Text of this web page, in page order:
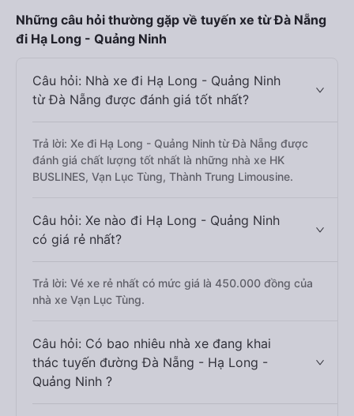
Những câu hỏi thường gặp về tuyến xe từ Đà Nẵng
đi Hạ Long - Quảng Ninh
Câu hỏi: Nhà xe đi Hạ Long - Quảng Ninh
từ Đà Nẵng được đánh giá tốt nhất?
Trả lời: Xe đi Hạ Long - Quảng Ninh từ Đà Nẵng được
đánh giá chất lượng tốt nhất là những nhà xe HK
BUSLINES, Vạn Lục Tùng, Thành Trung Limousine.
Câu hỏi: Xe nào đi Hạ Long - Quảng Ninh
có giá rẻ nhất?
Trả lời: Vé xe rẻ nhất có mức giá là 450.000 đồng của
nhà xe Vạn Lục Tùng.
Câu hỏi: Có bao nhiêu nhà xe đang khai
thác tuyến đường Đà Nẵng - Hạ Long -
Quảng Ninh ?